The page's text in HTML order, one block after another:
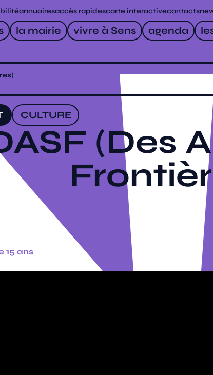
la mairie vivre à Sens agenda
annuairesaccès rapidescarte interactivecontacts
CULTURE
(Des
15 ans